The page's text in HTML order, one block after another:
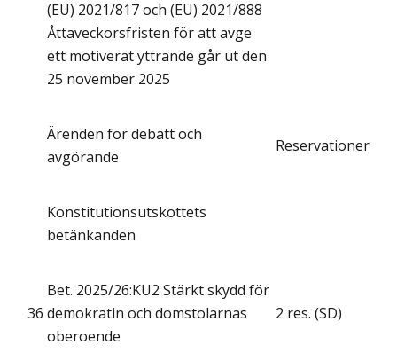
(EU) 2021/817 och (EU) 2021/888
Åttaveckorsfristen för att avge
ett motiverat yttrande går ut den
25 november 2025
Ärenden för debatt och
avgörande
Reservationer
Konstitutionsutskottets
betänkanden
36
Bet. 2025/26:KU2 Stärkt skydd för
demokratin och domstolarnas
oberoende
2 res. (SD)